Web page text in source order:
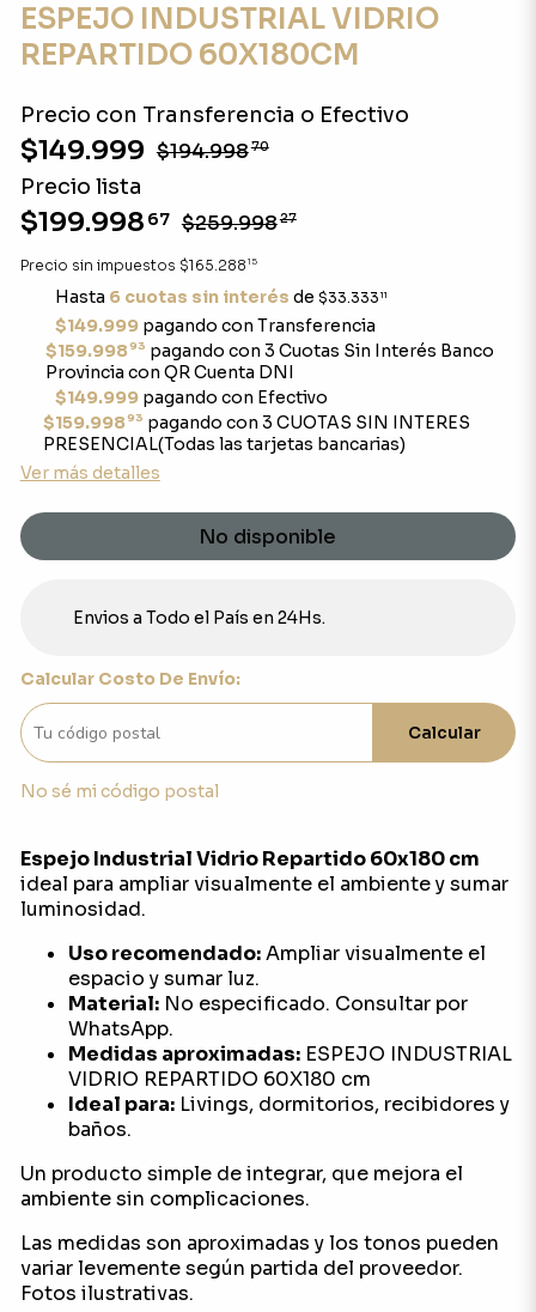
ESPEJO INDUSTRIAL VIDRIO
REPARTIDO 60X180CM
Precio con Transferencia o Efectivo
$149.999 $194.99870
Precio lista
$199.998 67 $259.99827
Precio sin impuestos $165.288 15
Hasta 6 cuotas sin interés de $33.333 11
$149.999pagando con Transferencia
$159.99893 pagando con 3 Cuotas Sin Interés Banco
Provincia con QR Cuenta DNI
$149.999pagando con Efectivo
$159.99893 pagando con 3 CUOTAS SIN INTERES
PRESENCIAL(Todas las tarjetas bancarias)
Ver más detalles
No disponible
Envios a Todo el País en 24Hs.
Calcular Costo De Envío:
Calcular
No sé mi código postal
Espejo Industrial Vidrio Repartido 60x180 cm
ideal para ampliar visualmente el ambiente y sumar
luminosidad.
Uso recomendado:Ampliar visualmente el
espacio y sumar luz.
Material:No especificado. Consultar por
WhatsApp.
Medidas aproximadas:ESPEJO INDUSTRIAL
VIDRIO REPARTIDO 60X180 cm
Ideal para:Livings, dormitorios, recibidores y
baños.
Un producto simple de integrar, que mejora el
ambiente sin complicaciones.
Las medidas son aproximadas y los tonos pueden
variar levemente según partida del proveedor.
Fotos ilustrativas.